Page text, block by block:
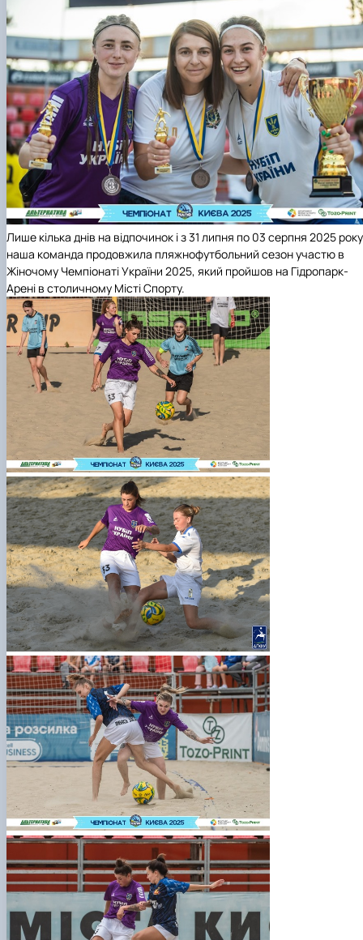
Лише кілька днів на відпочинок і з 31 липня по 03 серпня 2025 року
наша команда продовжила пляжнофутбольний сезон участю в
Жіночому Чемпіонаті України 2025, який пройшов на Гідропарк-
Арені в столичному Місті Спорту.